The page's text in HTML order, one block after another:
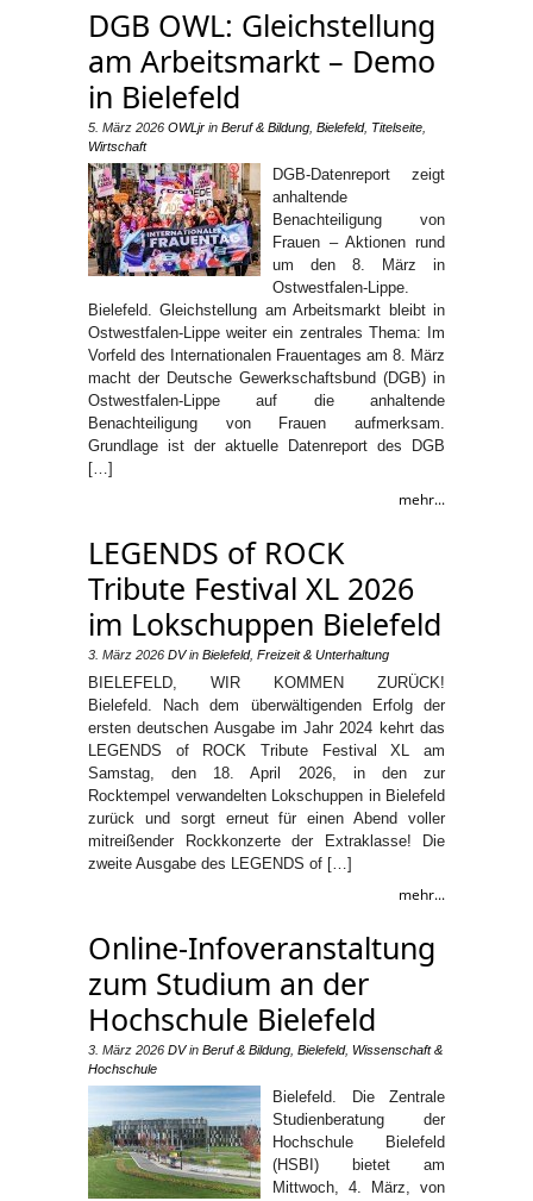
DGB OWL: Gleichstellung
am Arbeitsmarkt – Demo
in Bielefeld
5. März 2026 OWLjr in Beruf & Bildung Bielefeld, Titelseite
Wirtschaft
DGB-Datenreport zeigt
anhaltende
Benachteiligung von
Frauen – Aktionen rund
um den 8. März in
Ostwestfalen-Lippe.
Bielefeld. Gleichstellung am Arbeitsmarkt bleibt in
Ostwestfalen-Lippe weiter ein zentrales Thema: Im
Vorfeld des Internationalen Frauentages am 8. März
macht der Deutsche Gewerkschaftsbund (DGB) in
Ostwestfalen-Lippe auf die anhaltende
Benachteiligung von Frauen aufmerksam.
Grundlage ist der aktuelle Datenreport des DGB
[…]
mehr...
LEGENDS of ROCK
Tribute Festival XL 2026
im Lokschuppen Bielefeld
3. März 2026 DVin Bielefeld, Freizeit & Unterhaltung
BIELEFELD, WIR KOMMEN ZURÜCK!
Bielefeld. Nach dem überwältigenden Erfolg der
ersten deutschen Ausgabe im Jahr 2024 kehrt das
LEGENDS of ROCK Tribute Festival XL am
Samstag, den 18. April 2026, in den zur
Rocktempel verwandelten Lokschuppen in Bielefeld
zurück und sorgt erneut für einen Abend voller
mitreißender Rockkonzerte der Extraklasse! Die
zweite Ausgabe des LEGENDS of […]
mehr...
Online-Infoveranstaltung
zum Studium an der
Hochschule Bielefeld
3. März 2026 DVin Beruf & Bildung Bielefeld, Wissenschaft &
Hochschule
Bielefeld. Die Zentrale
Studienberatung der
Hochschule Bielefeld
(HSBI) bietet am
Mittwoch, 4. März, von